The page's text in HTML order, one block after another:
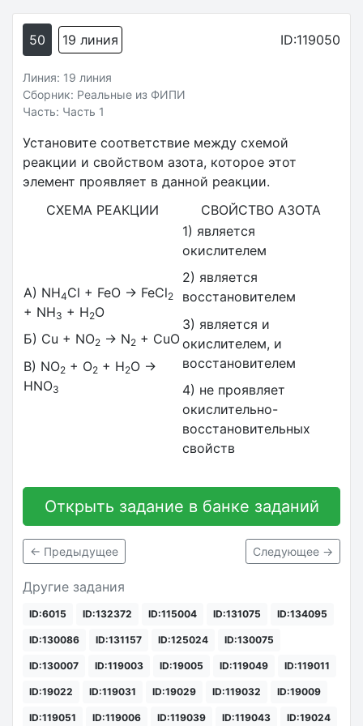
50 19 линия ID:119050
Линия: 19 линия
Сборник: Реальные из ФИПИ
Часть: Часть 1
Установите соответствие между схемой
реакции и свойством азота, которое этот
элемент проявляет в данной реакции.
СХЕМА РЕАКЦИИ
СВОЙСТВО АЗОТА
A) NH4Cl + FeO → FeCl2
+ NH3 + H2O
Б) Cu + NO2 → N2 + CuO
В) NO2 + O2 + H2O →
HNO3
1) является
окислителем
2) является
восстановителем
3) является и
окислителем, и
восстановителем
4) не проявляет
окислительно-
восстановительных
свойств
Открыть задание в банке заданий
← Предыдущее Следующее →
Другие задания
ID:6015 ID:132372 ID:115004 ID:131075 ID:134095
ID:130086 ID:131157 ID:125024 ID:130075
ID:130007 ID:119003 ID:19005 ID:119049 ID:119011
ID:19022 ID:119031 ID:19029 ID:119032 ID:19009
ID:119051 ID:119006 ID:119039 ID:119043 ID:19024